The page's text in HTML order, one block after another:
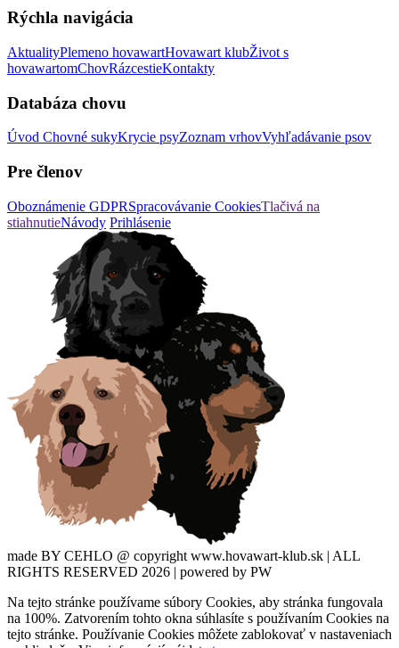
Rýchla navigácia
AktualityPlemeno hovawartHovawart klubŽivot s
hovawartomChovRázcestieKontakty
Databáza chovu
Úvod Chovné sukyKrycie psyZoznam vrhovVyhľadávanie psov
Pre členov
Oboznámenie GDPRSpracovávanie CookiesTlačivá na
stiahnutieNávody Prihlásenie
made BY CEHLO @ copyright www.hovawart-klub.sk | ALL
RIGHTS RESERVED 2026 | powered by PW
Na tejto stránke používame súbory Cookies, aby stránka fungovala
na 100%. Zatvorením tohto okna súhlasíte s používaním Cookies na
tejto stránke. Používanie Cookies môžete zablokovať v nastaveniach